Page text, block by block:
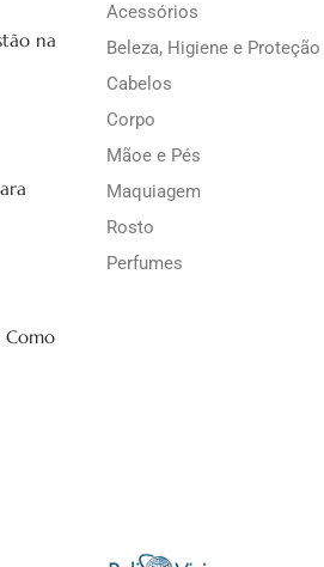
na
Como
Acessórios
Beleza, Higiene e Proteção
Cabelos
Corpo
Mãoe e Pés
Maquiagem
Rosto
Perfumes